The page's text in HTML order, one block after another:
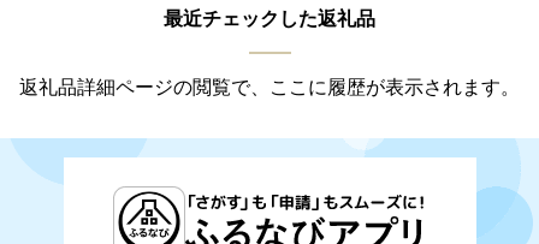
最近チェックした返礼品
返礼品詳細ページの閲覧で、ここに履歴が表示されます。